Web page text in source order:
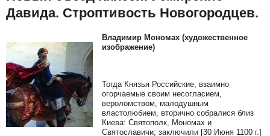
Давида. Строптивость Новогородцев.
Владимир Мономах (художественное
изображение)
Тогда Князья Российские, взаимно
огорчаемые своим несогласием,
вероломством, малодушным
властолюбием, вторично собралися близ
Киева: Святополк, Мономах и
Святославичи; заключили [30 Июня 1100 г.]